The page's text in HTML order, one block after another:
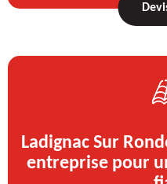
Ladignac Sur
entreprise pour